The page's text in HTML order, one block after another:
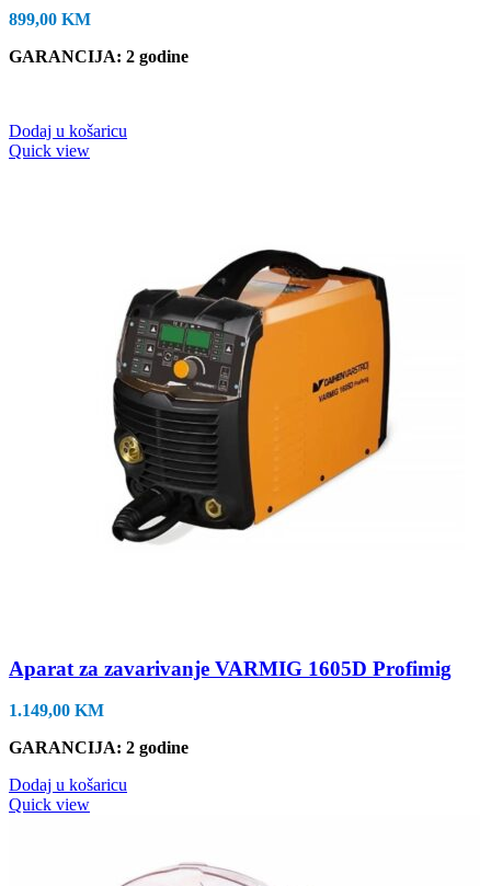
899,00 KM
GARANCIJA: 2 godine
Dodaj u košaricu
Quick view
Aparat za zavarivanje VARMIG 1605D Profimig
1.149,00 KM
GARANCIJA: 2 godine
Dodaj u košaricu
Quick view